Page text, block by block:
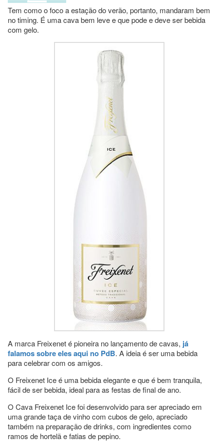
Tem como o foco a estação do verão, portanto, mandaram bem
no timing. É uma cava bem leve e que pode e deve ser bebida
com gelo.
A marca Freixenet é pioneira no lançamento de cavas, já
falamos sobre eles aqui no PdB. A ideia é ser uma bebida
para celebrar com os amigos.
O Freixenet Ice é uma bebida elegante e que é bem tranquila,
fácil de ser bebida, ideal para as festas de final de ano.
O Cava Freixenet Ice foi desenvolvido para ser apreciado em
uma grande taça de vinho com cubos de gelo, apreciado
também na preparação de drinks, com ingredientes como
ramos de hortelã e fatias de pepino.